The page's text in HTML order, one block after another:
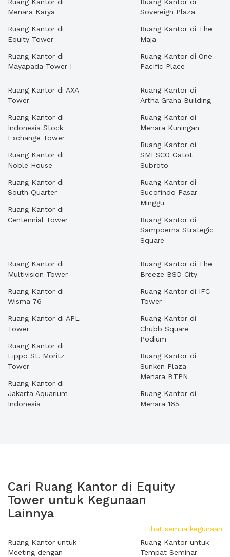
Menara Karya
Ruang Kantor di
Equity Tower
Ruang Kantor di
Mayapada Tower I
Sovereign Plaza
Ruang Kantor di The
Maja
Ruang Kantor di One
Pacific Place
Ruang Kantor di AXA
Tower
Ruang Kantor di
Indonesia Stock
Exchange Tower
Ruang Kantor di
Noble House
Ruang Kantor di
South Quarter
Ruang Kantor di
Centennial Tower
Ruang Kantor di
Artha Graha Building
Ruang Kantor di
Menara Kuningan
Ruang Kantor di
SMESCO Gatot
Subroto
Ruang Kantor di
Sucofindo Pasar
Minggu
Ruang Kantor di
Sampoerna Strategic
Square
Ruang Kantor di
Multivision Tower
Ruang Kantor di
Wisma 76
Ruang Kantor di APL
Tower
Ruang Kantor di
Lippo St. Moritz
Tower
Ruang Kantor di
Jakarta Aquarium
Indonesia
Ruang Kantor di The
Breeze BSD City
Ruang Kantor di IFC
Tower
Ruang Kantor di
Chubb Square
Podium
Ruang Kantor di
Sunken Plaza -
Menara BTPN
Ruang Kantor di
Menara 165
Cari Ruang Kantor di Equity
Tower untuk Kegunaan
Lainnya
Lihat semua kegunaan
Ruang Kantor untuk
Meeting dengan
Ruang Kantor untuk
Tempat Seminar